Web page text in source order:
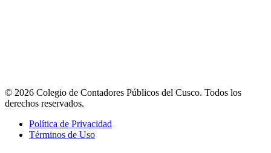
© 2026 Colegio de Contadores Públicos del Cusco. Todos los
derechos reservados.
Política de Privacidad
Términos de Uso